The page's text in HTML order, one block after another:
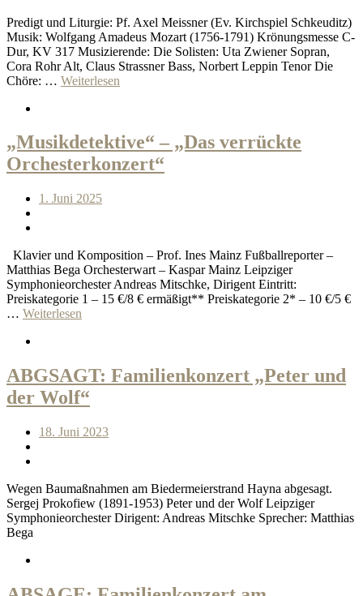
Predigt und Liturgie: Pf. Axel Meissner (Ev. Kirchspiel Schkeuditz)
Musik: Wolfgang Amadeus Mozart (1756-1791) Krönungsmesse C-
Dur, KV 317 Musizierende: Die Solisten: Uta Zwiener Sopran,
Cora Rohr Alt, Claus Strassner Bass, Norbert Leppin Tenor Die
Chöre: … Weiterlesen
„Musikdetektive“ – „Das verrückte
Orchesterkonzert“
1. Juni 2025
Klavier und Komposition – Prof. Ines Mainz Fußballreporter –
Matthias Bega Orchesterwart – Kaspar Mainz Leipziger
Symphonieorchester Andreas Mitschke, Dirigent Eintritt:
Preiskategorie 1 – 15 €/8 € ermäßigt** Preiskategorie 2* – 10 €/5 €
… Weiterlesen
ABGSAGT: Familienkonzert „Peter und
der Wolf“
18. Juni 2023
Wegen Baumaßnahmen am Biedermeierstrand Hayna abgesagt.
Sergej Prokofiew (1891-1953) Peter und der Wolf Leipziger
Symphonieorchester Dirigent: Andreas Mitschke Sprecher: Matthias
Bega